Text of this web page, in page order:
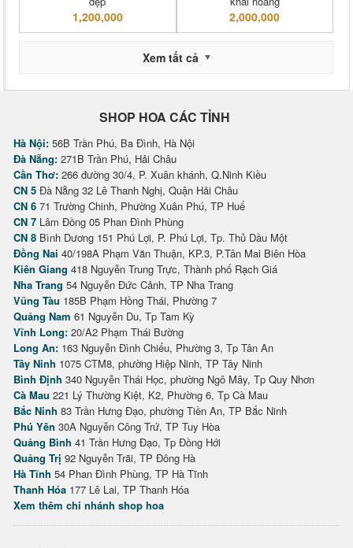
1,200,000 2,000,000
Xem tất cả
SHOP HOA CÁC TỈNH
Hà Nội: 56B Trần Phú, Ba Đình, Hà Nội
Đà Nẵng: 271B Trần Phú, Hải Châu
Cần Thơ: 266 đường 30/4, P. Xuân khánh, Q.Ninh Kiều
CN 5 Đà Nẵng 32 Lê Thanh Nghị, Quận Hải Châu
CN 6 71 Trường Chinh, Phường Xuân Phú, TP Huế
CN 7 Lâm Đồng 05 Phan Đình Phùng
CN 8 Bình Dương 151 Phú Lợi, P. Phú Lợi, Tp. Thủ Dầu Một
Đồng Nai 40/198A Phạm Văn Thuận, KP.3, P.Tân Mai Biên Hòa
Kiên Giang 418 Nguyễn Trung Trực, Thành phố Rạch Giá
Nha Trang 54 Nguyễn Đức Cảnh, TP Nha Trang
Vũng Tàu 185B Phạm Hồng Thái, Phường 7
Quảng Nam 61 Nguyễn Du, Tp Tam Kỳ
Vĩnh Long: 20/A2 Phạm Thái Bường
Long An: 163 Nguyễn Đình Chiểu, Phường 3, Tp Tân An
Tây Ninh 1075 CTM8, phường Hiệp Ninh, TP Tây Ninh
Bình Định 340 Nguyễn Thái Học, phường Ngô Mây, Tp Quy Nhơn
Cà Mau 221 Lý Thường Kiệt, K2, Phường 6, Tp Cà Mau
Bắc Ninh 83 Trần Hưng Đạo, phường Tiền An, TP Bắc Ninh
Phú Yên 30A Nguyễn Công Trứ, TP Tuy Hòa
Quảng Bình 41 Trần Hưng Đạo, Tp Đồng Hới
Quảng Trị 92 Nguyễn Trãi, TP Đông Hà
Hà Tĩnh 54 Phan Đình Phùng, TP Hà Tĩnh
Thanh Hóa 177 Lê Lai, TP Thanh Hóa
Xem thêm chi nhánh shop hoa